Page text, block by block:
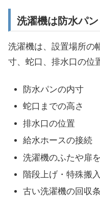
洗濯機は防水パ
洗濯機は、設置場所の
寸、蛇口、排水口の位
防水パンの内寸
蛇口までの高さ
排水口の位置
給水ホースの接続
洗濯機のふたや扉
階段上げ・特殊搬
古い洗濯機の回収